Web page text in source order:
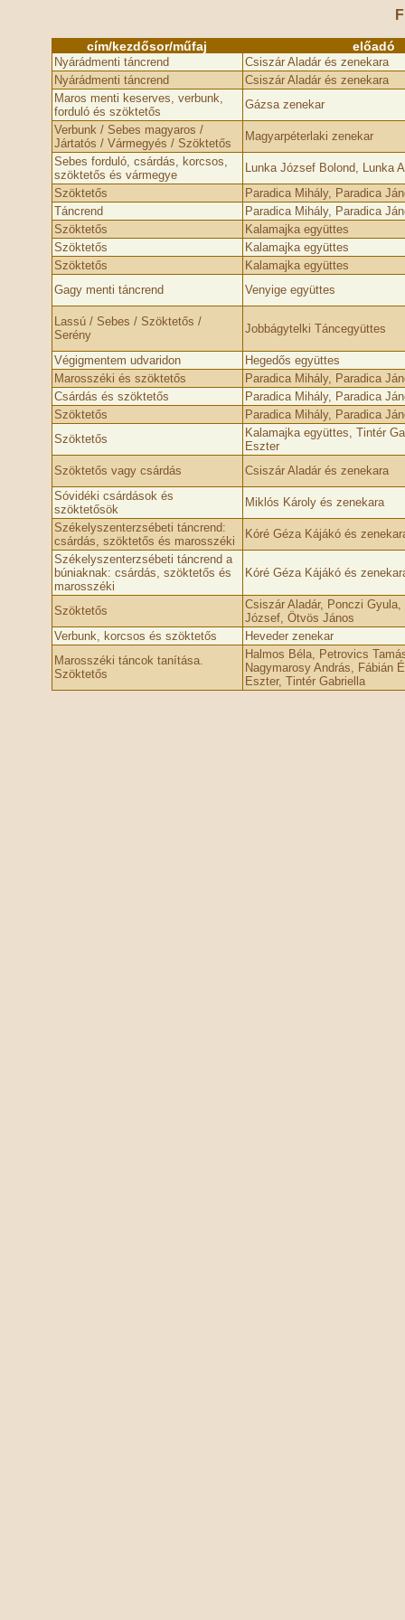
cím/kezdősor/műfaj előadó
Nyárádmenti táncrend
Csiszár Aladár és zenekara
Nyárádmenti táncrend
Csiszár Aladár és zenekara
Maros menti keserves, verbunk,
forduló és szöktetős
Gázsa zenekar
Verbunk / Sebes magyaros /
Jártatós / Vármegyés / Szöktetős
Magyarpéterlaki zenekar
Sebes forduló, csárdás, korcsos,
szöktetős és vármegye
Lunka József Bolond, Lunka
Szöktetős
Paradica Mihály, Paradica
Táncrend
Paradica Mihály, Paradica
Szöktetős
Kalamajka együttes
Szöktetős
Kalamajka együttes
Szöktetős
Kalamajka együttes
Gagy menti táncrend
Venyige együttes
Lassú / Sebes / Szöktetős /
Serény
Jobbágytelki Táncegyüttes
Végigmentem udvaridon
Hegedős együttes
Marosszéki és szöktetős
Paradica Mihály, Paradica
Csárdás és szöktetős
Paradica Mihály, Paradica
Szöktetős
Paradica Mihály, Paradica
Szöktetős
Kalamajka együttes, Tintér
Eszter
Szöktetős vagy csárdás
Csiszár Aladár és zenekara
Sóvidéki csárdások és
szöktetősök
Miklós Károly és zenekara
Székelyszenterzsébeti táncrend:
csárdás, szöktetős és marosszéki
Kóré Géza Kájákó és
Székelyszenterzsébeti táncrend a
búniaknak: csárdás, szöktetős és
marosszéki
Kóré Géza Kájákó és
Szöktetős
Csiszár Aladár, Ponczi
József, Ötvös János
Verbunk, korcsos és szöktetős
Heveder zenekar
Marosszéki táncok tanítása.
Szöktetős
Halmos Béla, Petrovics
Nagymarosy András, Fábián
Eszter, Tintér Gabriella